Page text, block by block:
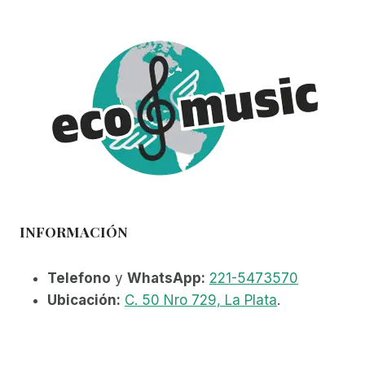
INFORMACIÓN
Telefono y WhatsApp: 221-5473570
Ubicación: C. 50 Nro 729, La Plata.